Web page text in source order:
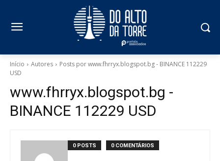
Início Autores
Posts por www.fhrryx.blogspot.bg - BINANCE 112229
USD
www.fhrryx.blogspot.bg -
BINANCE 112229 USD
0 POSTS 0 COMENTÁRIOS